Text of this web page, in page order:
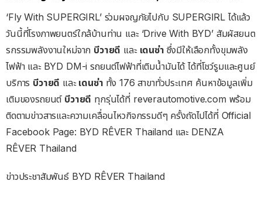
‘Fly With SUPERGIRL’ ร่วมผจญภัยไปกับ SUPERGIRL ได้แล้ว
วันนี้ที่โรงภาพยนตร์ใกล้บ้านท่าน และ ‘Drive With BYD’ สัมผัสยนต
รกรรมพลังงานใหม่จาก บีวายดี และ เดนซ่า ซึ่งมีให้เลือกทั้งขุมพลัง
ไฟฟ้า และ BYD DM-i รถยนต์ไฟฟ้าที่เติมน้ำมันได้ ได้ที่โชว์รูมและศูนย์
บริการ บีวายดี และ เดนซ่า ทั้ง 176 สาขาทั่วประเทศ ค้นหาข้อมูลเพิ่ม
เติมของรถยนต์ บีวายดี ทุกรุ่นได้ที่ reverautomotive.com พร้อม
ติดตามข่าวสารและความเคลื่อนไหวกิจกรรมดีๆ ครั้งถัดไปได้ที่ Official
Facebook Page: BYD RÊVER Thailand และ DENZA
RÊVER Thailand
ข่าวประชาสัมพันธ์ BYD RÊVER Thailand